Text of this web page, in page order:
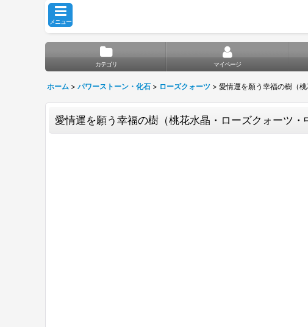
メニュー
カテゴリ マイページ
ホーム > パワーストーン・化石 > ローズクォーツ > 愛情運を願う幸福の樹（
愛情運を願う幸福の樹（桃花水晶・ローズクォーツ・